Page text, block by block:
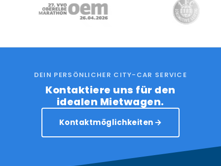
DEIN PERSÖNLICHER CITY-CAR SERVICE
Kontaktiere uns für den
idealen Mietwagen.
Kontaktmöglichkeiten